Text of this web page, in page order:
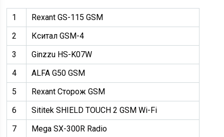
1
Rexant GS-115 GSM
2
Кситал GSM-4
3
Ginzzu HS-K07W
4
ALFA G50 GSM
5
Rexant Сторож GSM
6
Sititek SHIELD TOUCH 2 GSM Wi-Fi
7
Mega SX-300R Radio